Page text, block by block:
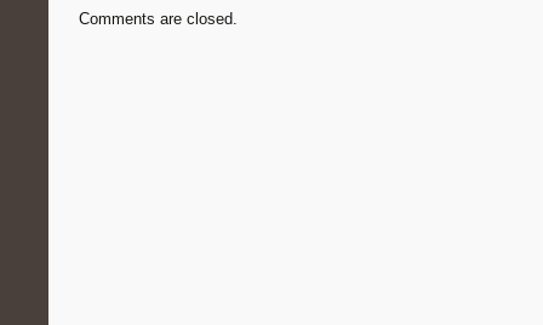
Comments are closed.